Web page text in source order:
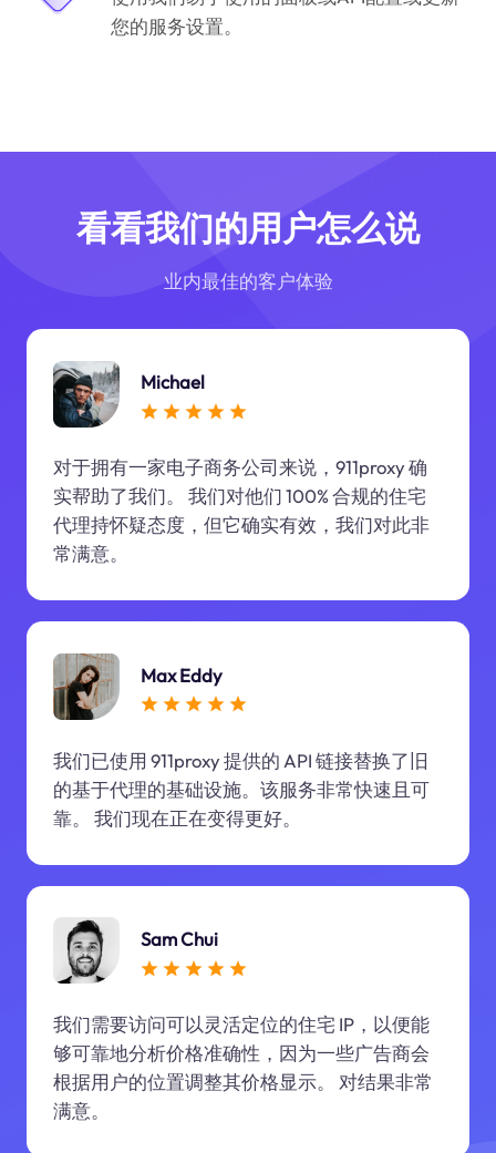
您的服务设置。
看看我们的用户怎么说
业内最佳的客户体验
Michael
对于拥有一家电子商务公司来说，911proxy 确
实帮助了我们。 我们对他们 100% 合规的住宅
代理持怀疑态度，但它确实有效，我们对此非
常满意。
Max Eddy
我们已使用 911proxy 提供的 API 链接替换了旧
的基于代理的基础设施。该服务非常快速且可
靠。 我们现在正在变得更好。
Sam Chui
我们需要访问可以灵活定位的住宅 IP，以便能
够可靠地分析价格准确性，因为一些广告商会
根据用户的位置调整其价格显示。 对结果非常
满意。